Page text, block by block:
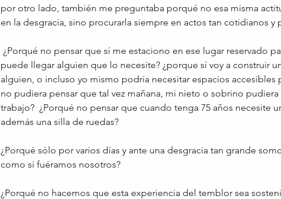
por otro lado, también me preguntaba porqué no esa misma
en la desgracia, sino procurarla siempre en actos tan cotidianos y
puede llegar alguien que lo necesite? ¿porque sí voy a construir
alguien, o incluso yo mismo podría necesitar espacios accesibles
no pudiera pensar que tal vez mañana, mi nieto o sobrino
trabajo?  ¿Porqué no pensar que cuando tenga 75 años necesite
además una silla de ruedas?
¿Porqué sólo por varios días y ante una desgracia tan grande
como si fuéramos nosotros?
¿Porqué no hacemos que esta experiencia del temblor sea